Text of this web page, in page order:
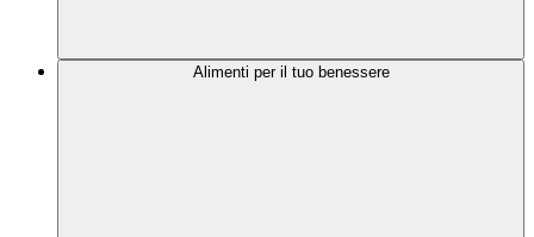
Alimenti per il tuo benessere